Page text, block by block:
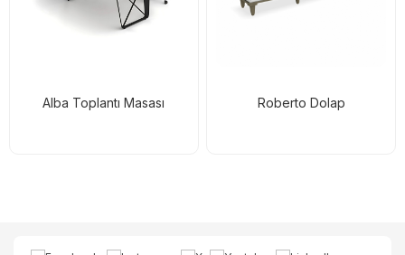
Alba Toplantı Masası Roberto Dolap